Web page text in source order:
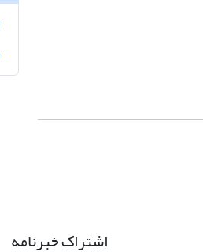
اشتراک خبرنامه